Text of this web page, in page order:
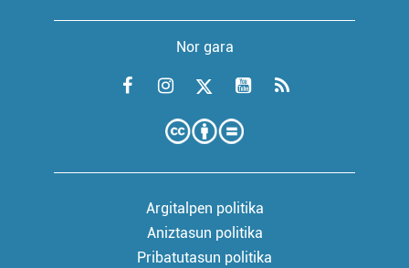
Nor gara
Argitalpen politika
Aniztasun politika
Pribatutasun politika